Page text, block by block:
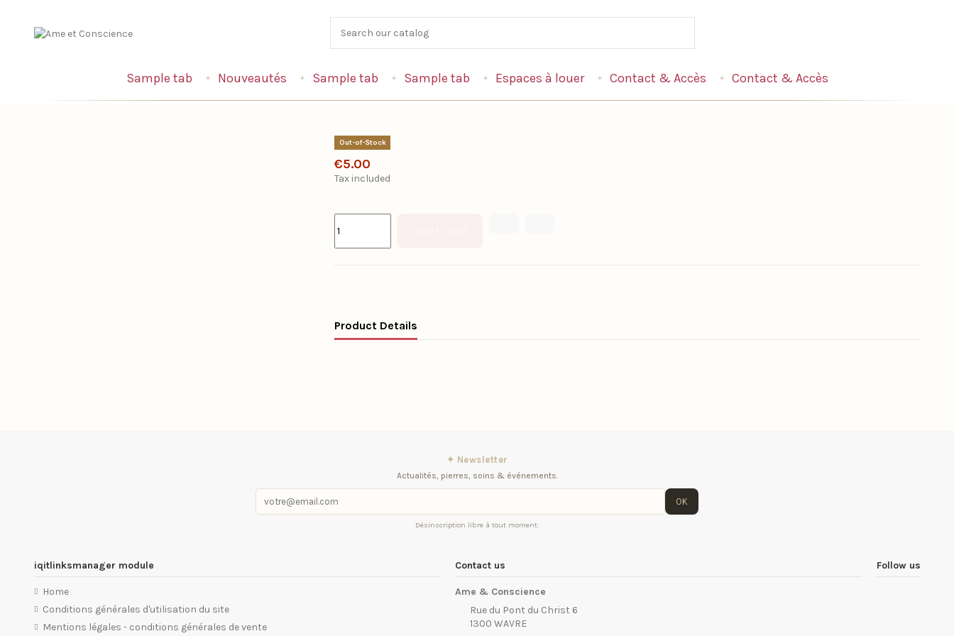
Sample tab Nouveautés Sample tab Sample tab Espaces à louer Contact & Accès Contact & Accès
Out-of-Stock
€5.00
Tax included
Product Details
✦ Newsletter
Actualités, pierres, soins & événements.
OK
Désinscription libre à tout moment.
iqitlinksmanager module
Home
Conditions générales d'utilisation du site
Mentions légales - conditions générales de vente
Contact us
Ame & Conscience
Rue du Pont du Christ 6
1300 WAVRE
Follow us